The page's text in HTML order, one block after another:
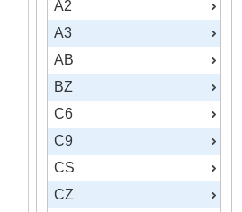
指撥雙設定計時器
變頻器
伺服馬達
引掛式插頭、連接器
變頻器
感測器
伺服驅動
可程式控制器
刀片
ZW
ZX
OB
A2
A3
AB
BZ
C6
C9
CS
CZ